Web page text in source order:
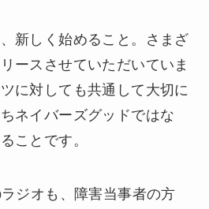
新しく始めること。さまざ
ースさせていただいていま
に対しても共通して大切に
ネイバーズグッドではな
ことです。
ジオも、障害当事者の方